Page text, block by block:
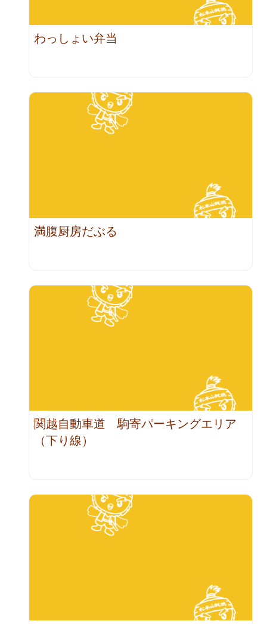
わっしょい弁当
満腹厨房だぶる
関越自動車道 駒寄パーキングエリア
（下り線）